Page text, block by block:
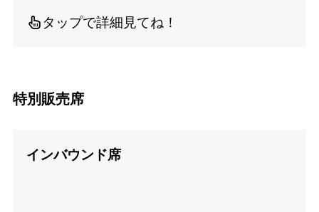
タップで詳細見てね！
特別販売席
インバウンド席